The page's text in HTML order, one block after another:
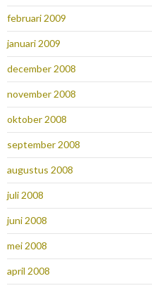
februari 2009
januari 2009
december 2008
november 2008
oktober 2008
september 2008
augustus 2008
juli 2008
juni 2008
mei 2008
april 2008